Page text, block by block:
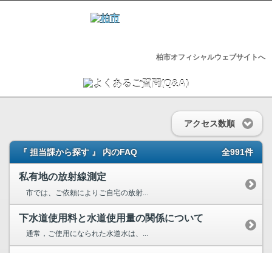
柏市オフィシャルウェブサイトへ
アクセス数順
『 担当課から探す 』 内のFAQ 全991件
私有地の放射線測定
市では、ご依頼によりご自宅の放射...
下水道使用料と水道使用量の関係について
通常，ご使用になられた水道水は、...